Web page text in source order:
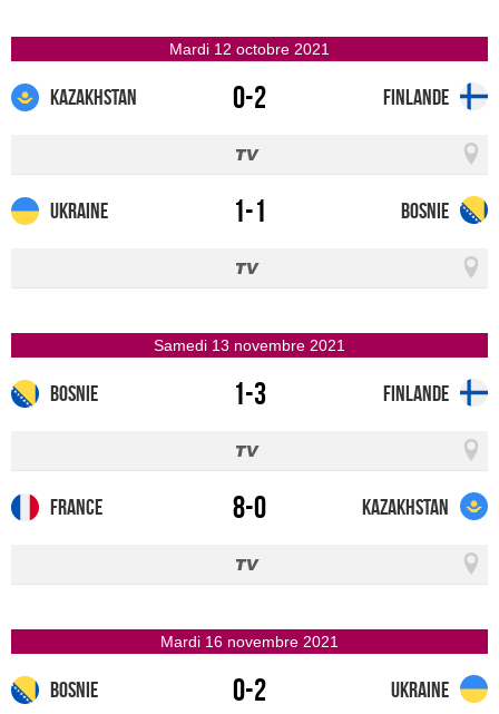
mardi 12 octobre 2021
Kazakhstan 0-2 Finlande
Ukraine 1-1 Bosnie
samedi 13 novembre 2021
Bosnie 1-3 Finlande
France 8-0 Kazakhstan
mardi 16 novembre 2021
Bosnie 0-2 Ukraine